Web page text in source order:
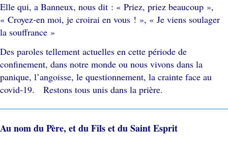
Elle qui, a Banneux, nous dit : « Priez, priez beaucoup »,
« Croyez-en moi, je croirai en vous ! », « Je viens soulager
la souffrance »
Des paroles tellement actuelles en cette période de
confinement, dans notre monde ou nous vivons dans la
panique, l’angoisse, le questionnement, la crainte face au
covid-19. Restons tous unis dans la prière.
Au nom du Père, et du Fils et du Saint Esprit